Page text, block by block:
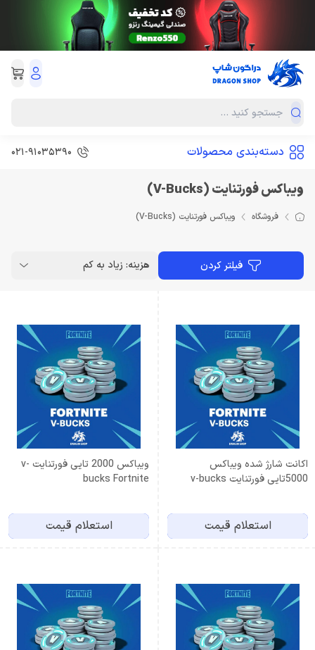
دسته‌بندی محصولات 021-91035390
ویباکس فورتنایت (V-Bucks)
فروشگاه ویباکس فورتنایت (V-Bucks)
فیلتر کردن هزینه: زیاد به کم
اکانت شارژ شده ویباکس
5000تایی فورتنایت v-bucks
استعلام قیمت
ویباکس 2000 تایی فورتنایت v-
bucks Fortnite
استعلام قیمت